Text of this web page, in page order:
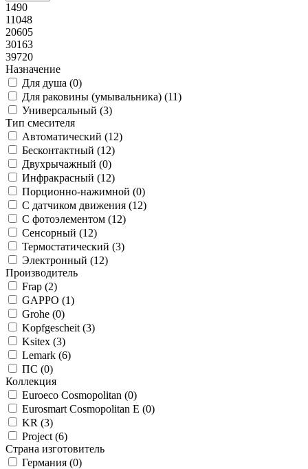
1490
11048
20605
30163
39720
Назначение
Для душа (0)
Для раковины (умывальника) (11)
Универсальный (3)
Тип смесителя
Автоматический (12)
Бесконтактный (12)
Двухрычажный (0)
Инфракрасный (12)
Порционно-нажимной (0)
С датчиком движения (12)
С фотоэлементом (12)
Сенсорный (12)
Термостатический (3)
Электронный (12)
Производитель
Frap (2)
GAPPO (1)
Grohe (0)
Kopfgescheit (3)
Ksitex (3)
Lemark (6)
ПС (0)
Коллекция
Euroeco Cosmopolitan (0)
Eurosmart Cosmopolitan E (0)
KR (3)
Project (6)
Страна изготовитель
Германия (0)